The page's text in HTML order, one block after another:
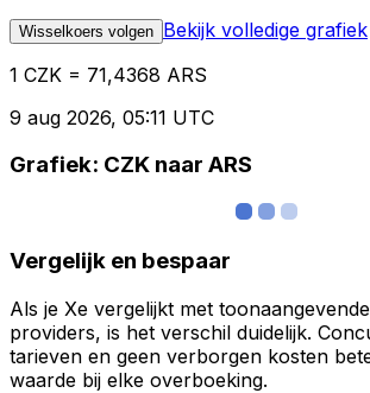
Wisselkoers volgen Bekijk volledige grafiek
1 CZK = 71,4368 ARS
9 aug 2026, 05:11 UTC
Grafiek: CZK naar ARS
Vergelijk en bespaar
Als je Xe vergelijkt met
providers, is het verschil duidelijk.
tarieven en geen verborgen kosten
waarde bij elke overboeking.